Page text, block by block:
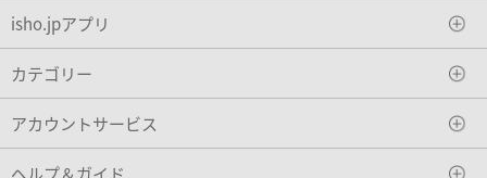
isho.jpアプリ
カテゴリー
アカウントサービス
ヘルプ＆ガイド